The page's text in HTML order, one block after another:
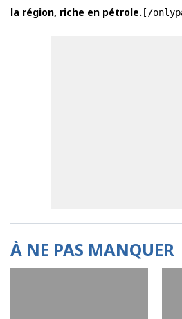
la région, riche en pétrole. [/
À NE PAS MANQUER